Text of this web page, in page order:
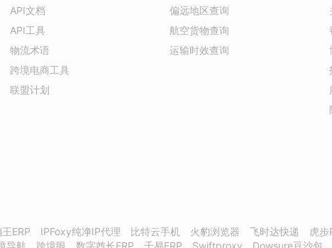
API文档
API工具
物流术语
跨境电商工具
联盟计划
偏远地区查询
航空货物查询
运输时效查询
ERP IPFoxy纯净IP代理 比特云手机 火豹浏览器 飞时达快递
虎步
导航 跨境眼 数字酋长ERP 千易ERP Swiftproxy Dowsure豆沙包